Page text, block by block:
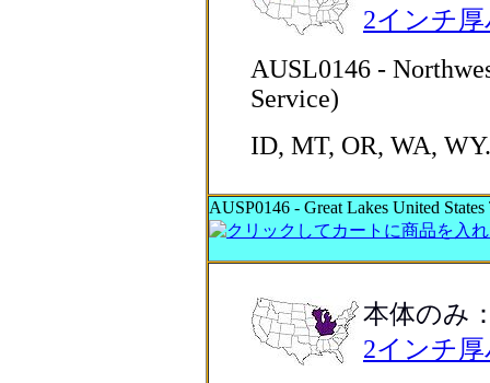
2インチ
AUSL0146 -
Service)
ID, MT, OR, WA, WY.
AUSP0146 - Great Lakes United
本体のみ
2インチ